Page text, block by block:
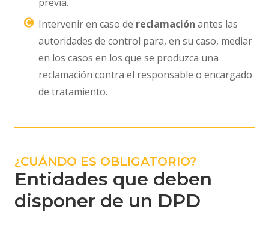
Intervenir en caso de reclamación antes las
autoridades de control para, en su caso, mediar
en los casos en los que se produzca una
reclamación contra el responsable o encargado
de tratamiento.
¿CUÁNDO ES OBLIGATORIO?
Entidades que deben
disponer de un DPD